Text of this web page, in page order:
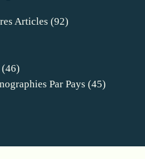
Articles (92)
(46)
Par Pays (45)